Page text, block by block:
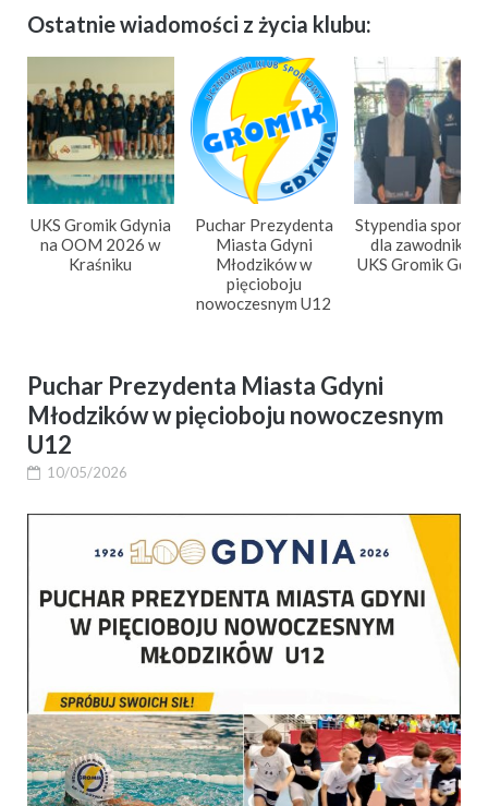
Ostatnie wiadomości z życia klubu:
UKS Gromik Gdynia
na OOM 2026 w
Kraśniku
Puchar Prezydenta
Miasta Gdyni
Młodzików w
pięcioboju
nowoczesnym U12
Stypendia
dla zawodników
UKS Gromik
Puchar Prezydenta Miasta Gdyni
Młodzików w pięcioboju nowoczesnym
U12
10/05/2026